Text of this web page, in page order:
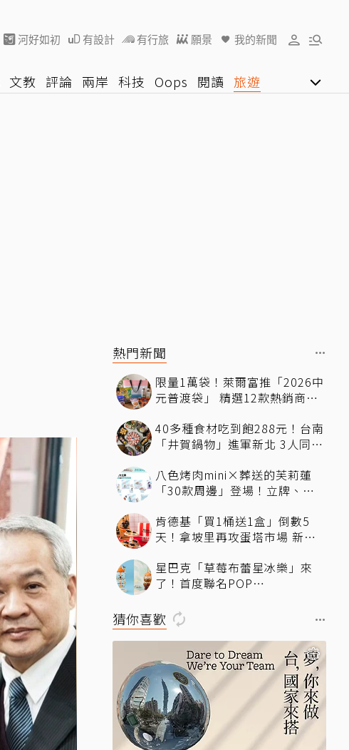
河好如初 有設計 有行旅 願景 我的新聞
文教 評論 兩岸 科技 Oops 閱讀 旅遊
熱門新聞
限量1萬袋！萊爾富推「2026中
元普渡袋」 精選12款熱銷商品
40多種食材吃到飽288元！台南
「井賀鍋物」進軍新北 3人同行
八色烤肉mini×葬送的芙莉蓮
「30款周邊」登場！立牌、鑰
肯德基「買1桶送1盒」倒數5
天！拿坡里再攻蛋塔市場 新品
省71元
星巴克「草莓布蕾星冰樂」來
了！首度聯名POP
「MOLLYｘBearista小熊杯」
必收藏
猜你喜歡